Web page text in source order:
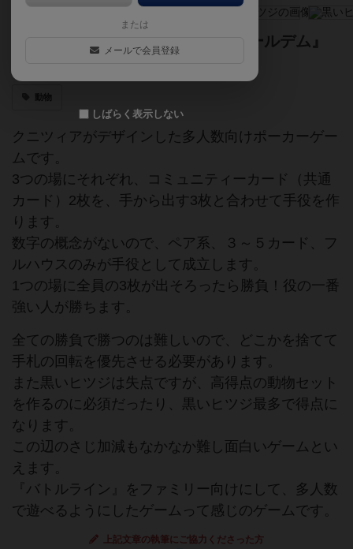
『バトルライン』と『テキサスホールデム』
を合わせたようなポーカーゲーム！
動物
クニツィアがデザインした多人数向けポーカーゲー
ムです。
3つの場にそれぞれ、コミュニティーカード（共通
カード）2枚を、手から出す3枚と合わせて手役を作
ります。
数字の概念がないので、ペア系、３～５カード、フ
ルハウスのみが手役として成立します。
1つの場に全員の3枚が出そろったら勝負！役の一番
強い人が勝ちます。
全ての勝負で勝つのは難しいので、どこかを捨てて
手札の回転を優先させる必要があります。
また黒いヒツジは失点ですが、高得点の動物セット
を作るのに必須だったり、黒いヒツジ最多で得点に
なります。
この辺のさじ加減もなかなか難し面白いゲームとい
えます。
『バトルライン』をファミリー向けにして、多人数
で遊べるようにしたゲームって感じのゲームです。
上記文章の執筆にご協力くださった方
または
メールで会員登録
しばらく表示しない